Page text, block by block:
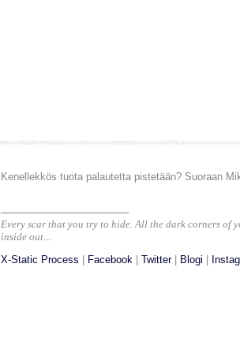
Kenellekkös tuota palautetta pistetään? Suoraan
Every scar that you try to hide. All the dark corners of
inside out...
X-Static Process Facebook Twitter| Blogi